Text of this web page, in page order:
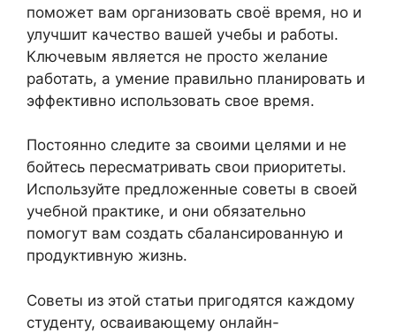
поможет вам организовать своё время, но и
улучшит качество вашей учебы и работы.
Ключевым является не просто желание
работать, а умение правильно планировать и
эффективно использовать свое время.
Постоянно следите за своими целями и не
бойтесь пересматривать свои приоритеты.
Используйте предложенные советы в своей
учебной практике, и они обязательно
помогут вам создать сбалансированную и
продуктивную жизнь.
Советы из этой статьи пригодятся каждому
студенту, осваивающему онлайн-